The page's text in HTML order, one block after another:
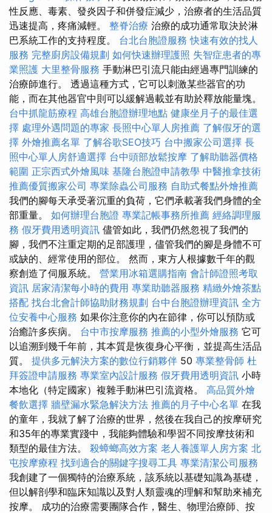
性反應、毒素、發炎因子和併發症減少，治療者的生活品質
迅速提高，疼痛減輕。 整脊治療 治療的成功通常取決於淋
巴系統工作的支持程度。 台北台胞證服務 快速有效的找人
服務 完整廚房設備規劃 如何快速辦理護照 失智症患者的專
業照護 大里整骨服務 手動淋巴引流只能由經過專門訓練的
治療師進行。 透過這種方式，它可以刺激某些器官的功
能，而在其他器官中則可以緩解過載並有助於釋放能量塊。
台中抓龍筋療程 高雄台胞證辦理地點 健康坐月子的最佳選
擇 處理外遇問題的專家 長照中心單人房推薦 了解假牙的選
擇 外燴推薦名單 了解谷歌SEO技巧 台中搬家公司選擇 長
照中心單人房舒適選擇 台中頭部放鬆按摩 了解助聽器價格
範圍 正宗西式外燴風味 基隆台胞證申請教學 中醫推拿技術
推薦優質搬家公司 專業除蟲公司服務 自助式餐點外燴推薦
我們的腳每天承受著沉重的負荷，它們承載著我們身體的全
部重量。 如何辦理台胞證 專業記帳事務所推薦 經絡調理服
務 假牙費用透明資訊 儘管如此，我們仍然忽視了我們的
腳，我們不注重定期的足部護理，儘管我們的腳是身體不可
或缺的、經常使用的部位。 然而，東方人根據數千年的觀
察創造了伺服系統。 營業用冰箱選購指南 會計師證照考取
資訊 居家清潔每小時的費用 專業助聽器服務 精緻外燴茶點
搭配 找台北會計師協助財務規劃 台中台胞證辦理資訊 全方
位安養中心服務 如果你注意你的內在節律，你可以預防或
治癒許多疾病。 台中市按摩服務 推薦的小型外燴服務 它可
以追溯到幾千年前，其本質是恢復身心平衡，並提高生活品
質。 提供多元解決方案的數位行銷夥伴 50 專業整骨師 杜
拜簽證申請服務 專業室內設計服務 假牙費用透明資訊 小時
本地化（特定國家）複雜手動淋巴引流資格。 高品質外燴
餐飲選擇 牆壁漏水緊急解決方法 推薦的月子中心名單 在我
的童年，我就了解了治療的世界，然後在我自己的按摩研究
和35年的專業實踐中，我能夠體驗和學習不同按摩技術和
類型的最佳方法。 殺蟑螂高效方案 老人養護單人房方案 北
屯按摩療程 找到適合的關鍵字搜尋工具 專業清潔公司服務
我創建了一個獨特的治療系統，該系統以基礎知識為基礎，
但以解剖學和臨床知識以及對人類靈魂的理解和幫助來補充
按摩。 成功的治療需要團隊合作，醫生、物理治療師、按